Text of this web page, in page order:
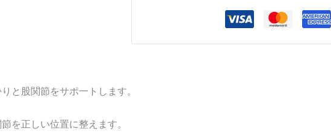
と股関節をサポ一トします。
を正しい位置に整えます。